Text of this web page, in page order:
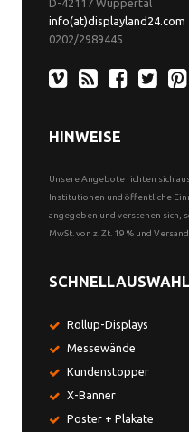
D-42117 Wuppertal
info(at)displayland24.com
0202/2989445
HINWEISE
Unsere Angebote richten sich
Institutionen und öffentliche
angegeben und verstehen sich,
MwSt. von z. Zt. 19 % und
SCHNELLAUSWAHL
Rollup-Displays
Messewände
Kundenstopper
X-Banner
Poster + Plakate